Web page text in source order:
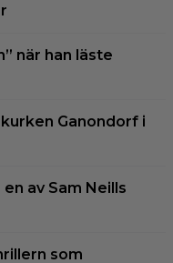
när han läste
Ganondorf i
av Sam Neills
som